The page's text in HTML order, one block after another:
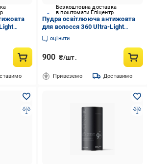
мл
Безкоштовна доставка
в поштомати Епіцентр
Пудра освітлююча антижовта
для волосся 360 Ultra-Light
Powder Lightener 500 мл
оцінити
900 ₴/шт.
Привеземо Доставимо